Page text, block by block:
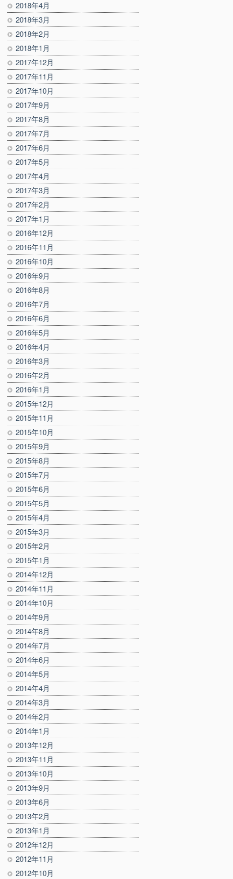
2018年4月
2018年3月
2018年2月
2018年1月
2017年12月
2017年11月
2017年10月
2017年9月
2017年8月
2017年7月
2017年6月
2017年5月
2017年4月
2017年3月
2017年2月
2017年1月
2016年12月
2016年11月
2016年10月
2016年9月
2016年8月
2016年7月
2016年6月
2016年5月
2016年4月
2016年3月
2016年2月
2016年1月
2015年12月
2015年11月
2015年10月
2015年9月
2015年8月
2015年7月
2015年6月
2015年5月
2015年4月
2015年3月
2015年2月
2015年1月
2014年12月
2014年11月
2014年10月
2014年9月
2014年8月
2014年7月
2014年6月
2014年5月
2014年4月
2014年3月
2014年2月
2014年1月
2013年12月
2013年11月
2013年10月
2013年9月
2013年6月
2013年2月
2013年1月
2012年12月
2012年11月
2012年10月